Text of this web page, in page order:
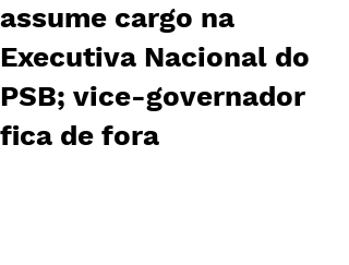
assume cargo na
Executiva Nacional do
PSB; vice-governador
fica de fora